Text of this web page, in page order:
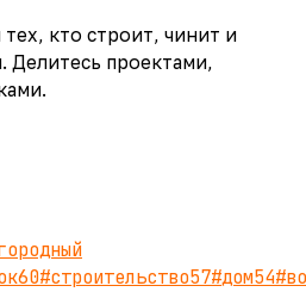
кто строит, чинит и
Делитесь проектами,
60#строительство57#дом54#